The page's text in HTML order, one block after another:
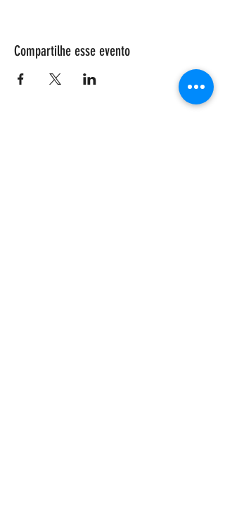
Compartilhe esse evento